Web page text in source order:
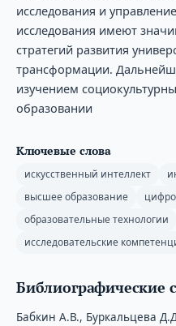
исследования и
исследования имеют
стратегий развития
трансформации.
изучением
образовании
Ключевые слова
искусственный интеллект
высшее образование
образовательные технологии
исследовательские
Библиографические
Бабкин А.В., Буркальцева